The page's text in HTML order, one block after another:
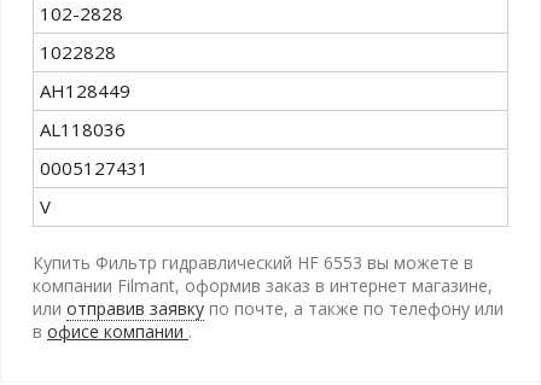
102-2828
1022828
AH128449
AL118036
0005127431
V
Купить Фильтр гидравлический HF 6553 вы можете в
компании Filmant, оформив заказ в интернет магазине,
или отправив заявку по почте, а также по телефону или
в офисе компании .